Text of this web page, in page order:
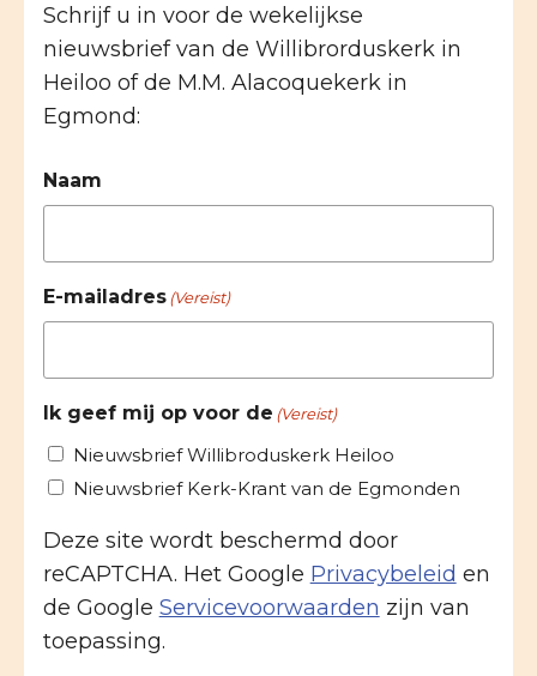
Schrijf u in voor de wekelijkse
nieuwsbrief van de Willibrorduskerk in
Heiloo of de M.M. Alacoquekerk in
Egmond:
Naam
E-mailadres (Vereist)
Ik geef mij op voor de (Vereist)
Nieuwsbrief Willibroduskerk Heiloo
Nieuwsbrief Kerk-Krant van de Egmonden
Deze site wordt beschermd door
reCAPTCHA. Het Google Privacybeleid en
de Google Servicevoorwaarden zijn van
toepassing.